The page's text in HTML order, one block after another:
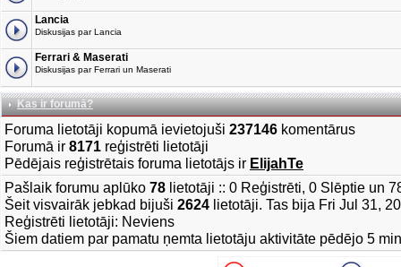
Lancia
Diskusijas par Lancia
Ferrari & Maserati
Diskusijas par Ferrari un Maserati
Kas ir forumā?
Foruma lietotāji kopumā ievietojuši 237146 komentārus
Forumā ir 8171 reģistrēti lietotāji
Pēdējais reģistrētais foruma lietotājs ir ElijahTe
Pašlaik forumu aplūko 78 lietotāji :: 0 Reģistrēti, 0 Slēptie un
Šeit visvairāk jebkad bijuši 2624 lietotāji. Tas bija Fri Jul 31,
Reģistrēti lietotāji: Neviens
Šiem datiem par pamatu ņemta lietotāju aktivitāte pēdējo 5